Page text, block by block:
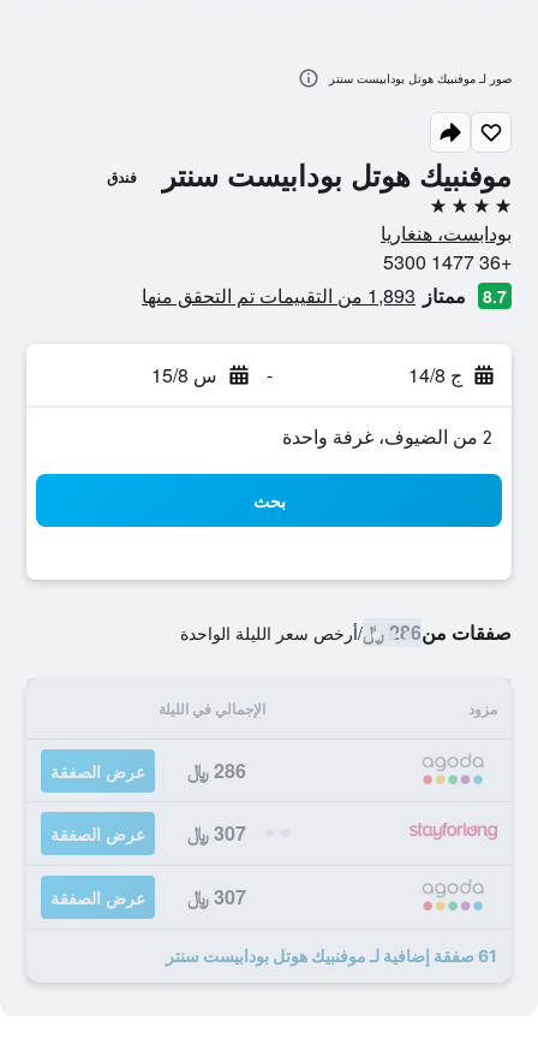
موفنبيك هوتل بودابيست سنتر فندق
4 نجوم
بودابست، هنغاريا
+36 1477 5300
8.7 ممتاز 1,893 من التقييمات تم التحقق منها
ج 14/8 - س 15/8
2 من الضيوف، غرفة واحدة
بحث
صفقات من286 ﷼ /أرخص سعر الليلة الواحدة
مزود الإجمالي في الليلة
286 ﷼ عرض الصفقة
307 ﷼ عرض الصفقة
307 ﷼ عرض الصفقة
61 صفقة إضافية لـ موفنبيك هوتل بودابيست سنتر
صور لـ موفنبيك هوتل بودابيست سنتر